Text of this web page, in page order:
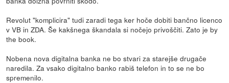
Revolut "komplicira" tudi zaradi tega ker hoče dobiti bančno licenco
v VB in ZDA. Še kakšnega škandala si nočejo privoščiti. Zato je by
the book.
Nobena nova digitalna banka ne bo stvari za starejše drugače
naredila. Za vsako digitalno banko rabiš telefon in to se ne bo
spremenilo.